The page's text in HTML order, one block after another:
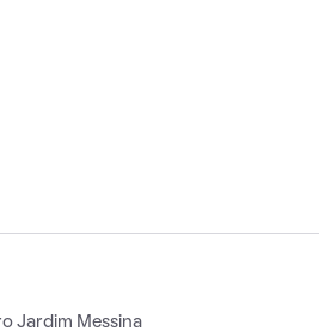
Jardim Messina